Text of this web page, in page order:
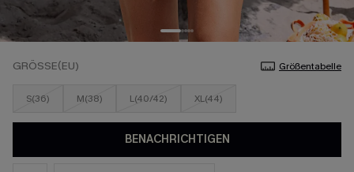
GRÖSSE(EU) Größentabelle
S(36) M(38) L(40/42) XL(44)
BENACHRICHTIGEN